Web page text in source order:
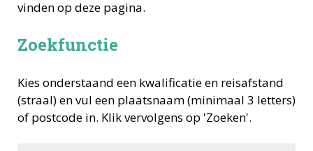
vinden op deze pagina.
Zoekfunctie
Kies onderstaand een kwalificatie en reisafstand
(straal) en vul een plaatsnaam (minimaal 3 letters)
of postcode in. Klik vervolgens op 'Zoeken'.